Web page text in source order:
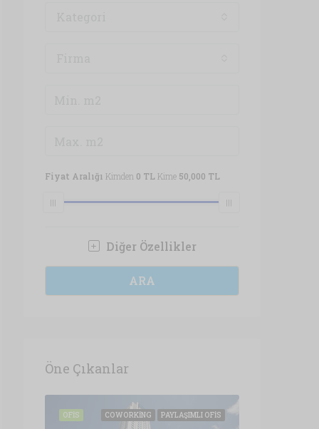
Fiyat Aralığı Kimden 0 TL Kime 50,000 TL
Diğer Özellikler
ARA
Öne Çıkanlar
COWORKING PAYLAŞIMLI OFIS
OFIS